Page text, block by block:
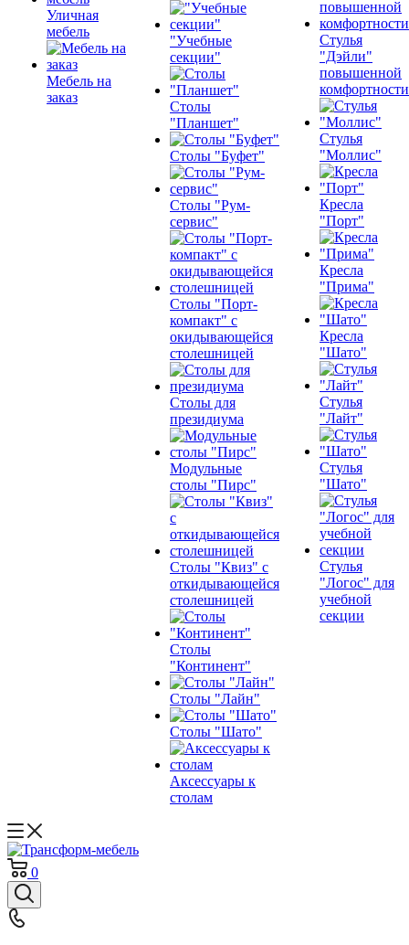
Уличная
мебель
Мебель на
заказ
"Учебные
секции"
Столы
"Планшет"
Столы "Буфет"
Столы "Рум-
сервис"
Столы "Порт-
компакт" с
окидывающейся
столешницей
Столы для
президиума
Модульные
столы "Пирс"
Столы "Квиз" с
откидывающейся
столешницей
Столы
"Континент"
Столы "Лайн"
Столы "Шато"
Аксессуары к
столам
Стулья
"Дэйли"
повышенной
комфортности
Стулья
"Моллис"
Кресла
"Порт"
Кресла
"Прима"
Кресла
"Шато"
Стулья
"Лайт"
Стулья
"Шато"
Стулья
"Логос" для
учебной
секции
0